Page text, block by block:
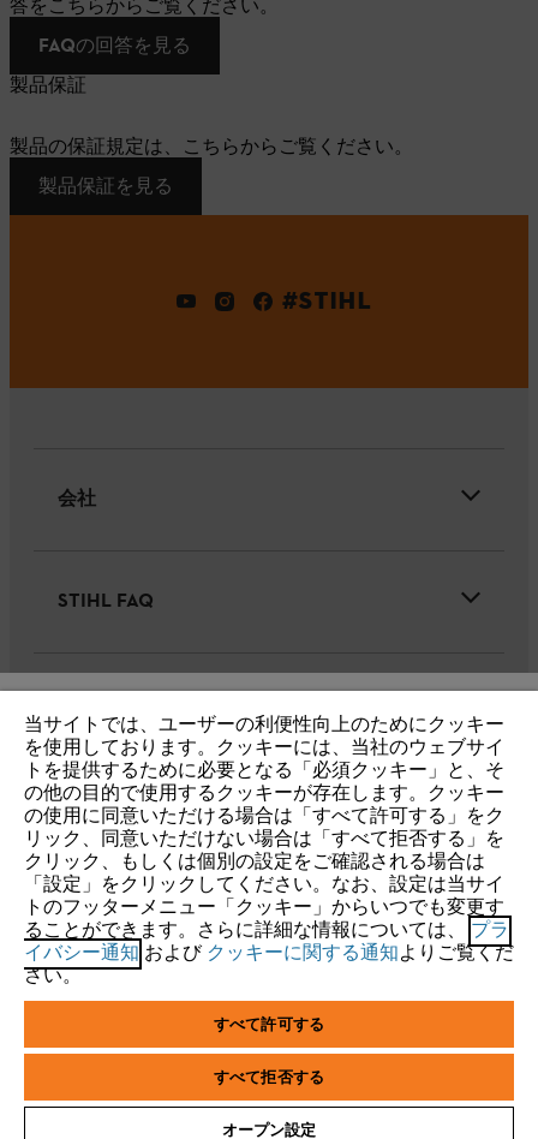
答をこちらからご覧ください。
FAQの回答を見る
製品保証
製品の保証規定は、こちらからご覧ください。
製品保証を見る
#STIHL
会社
STIHL FAQ
個人情報保護・サイトの利用 クッキー
製品保証(一般向け)
製品保証(リース・レンタル業者様向け)
株式会社スチール（STIHL Co., Ltd.）
〒329-0524
栃木県河内郡上三川町多功2570-1
IHR BROWSER WIRD NICHT
UNTERSTÜTZT
Sie nutzen einen Browser, den wir noch nicht unterstützen. Für
eine optimale Nutzung unserer Seite empfehlen wir Ihnen, zu
einem der folgenden Browser zu wechseln:
Firefox Chrome
当サイトでは、ユーザーの利便性向上のためにクッキー
を使用しております。クッキーには、当社のウェブサイ
トを提供するために必要となる「必須クッキー」と、そ
の他の目的で使用するクッキーが存在します。クッキー
の使用に同意いただける場合は「すべて許可する」をク
リック、同意いただけない場合は「すべて拒否する」を
クリック、もしくは個別の設定をご確認される場合は
「設定」をクリックしてください。なお、設定は当サイ
トのフッターメニュー「クッキー」からいつでも変更す
ることができます。さらに詳細な情報については、 プラ
イバシー通知 および クッキーに関する通知よりご覧くだ
さい。
すべて許可する
すべて拒否する
オープン設定